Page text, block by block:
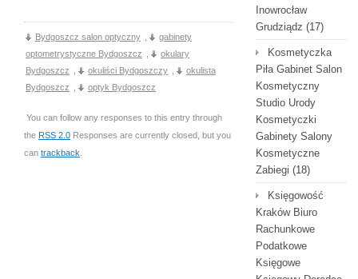
Bydgoszcz salon optyczny
gabinety
optometrystyczne Bydgoszcz
okulary
Bydgoszcz
okuliści Bydgoszczy
okulista
Bydgoszcz
optyk Bydgoszcz
You can follow any responses to this entry through
the RSS 2.0 Responses are currently closed, but you
can trackback
Inowrocław
Grudziądz (17)
Kosmetyczka
Piła Gabinet Salon
Kosmetyczny
Studio Urody
Kosmetyczki
Gabinety Salony
Kosmetyczne
Zabiegi (18)
Księgowość
Kraków Biuro
Rachunkowe
Podatkowe
Księgowe